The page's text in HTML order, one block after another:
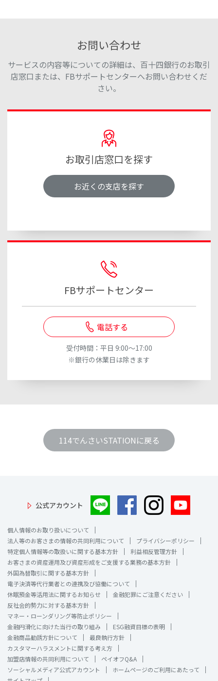
お問い合わせ
サービスの内容等についての詳細は、百十四銀行のお取引
店窓口または、FBサポートセンターへお問い合わせくだ
さい。
お取引店窓口を探す
お近くの支店を探す
FBサポートセンター
電話する
受付時間：平日 9:00～17:00
※銀行の休業日は除きます
114でんさいSTATIONに戻る
公式アカウント
個人情報のお取り扱いについて
法人等のお客さまの情報の共同利用について
プライバシーポリシー
特定個人情報等の取扱いに関する基本方針
利益相反管理方針
お客さまの資産運用及び資産形成をご支援する業務の基本方針
外国為替取引に関する基本方針
電子決済等代行業者との連携及び協働について
休眠預金等活用法に関するお知らせ
金融犯罪にご注意ください
反社会的勢力に対する基本方針
マネー・ローンダリング等防止ポリシー
金融円滑化に向けた当行の取り組み
ESG融資目標の表明
金融商品勧誘方針について
最良執行方針
カスタマーハラスメントに関する考え方
加盟店情報の共同利用について
ペイオフQ&A
ソーシャルメディア公式アカウント
ホームページのご利用にあたって